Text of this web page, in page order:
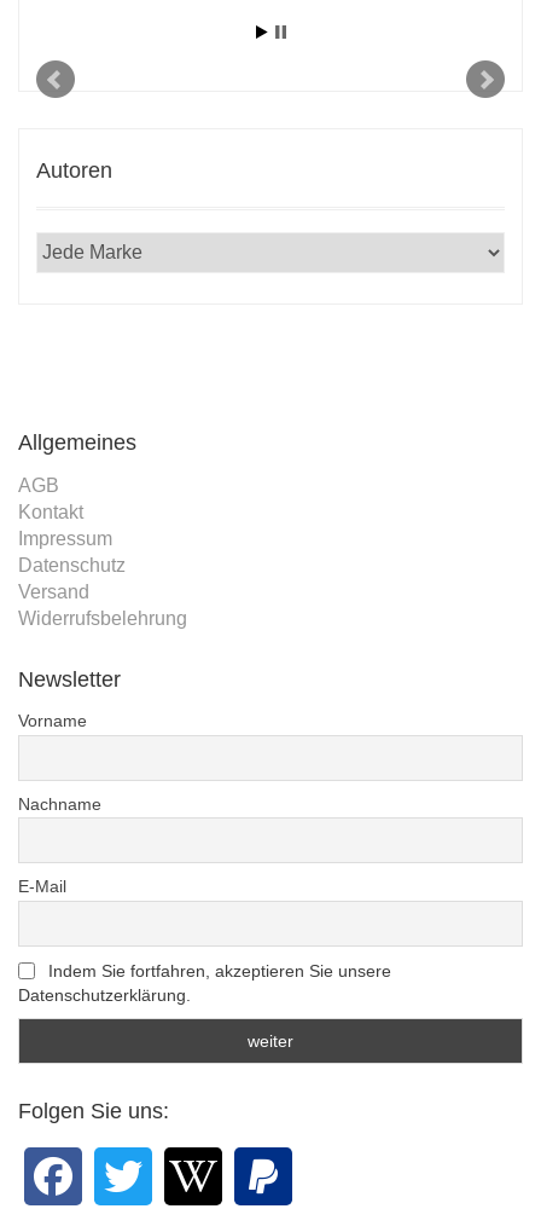
Autoren
Allgemeines
AGB
Kontakt
Impressum
Datenschutz
Versand
Widerrufsbelehrung
Newsletter
Vorname
Nachname
E-Mail
Indem Sie fortfahren, akzeptieren Sie unsere
Datenschutzerklärung.
Folgen Sie uns: